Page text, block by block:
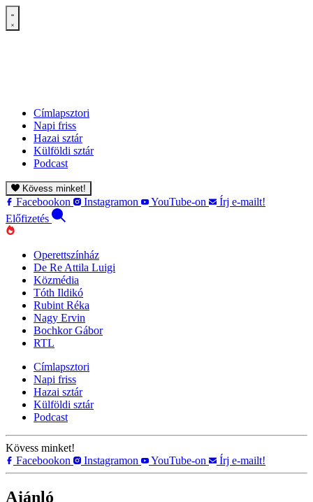
Címlapsztori
Napi friss
Hazai sztár
Külföldi sztár
Podcast
Kövess minket!
Facebookon Instagramon YouTube-on
Írj e-mailt!
Előfizetés
Operettszínház
De Re Attila Luigi
Közmédia
Tóth Ildikó
Rubint Réka
Nagy Ervin
Bochkor Gábor
RTL
Címlapsztori
Napi friss
Hazai sztár
Külföldi sztár
Podcast
Kövess minket!
Facebookon
Instagramon YouTube-on Írj e-mailt!
Ajánló